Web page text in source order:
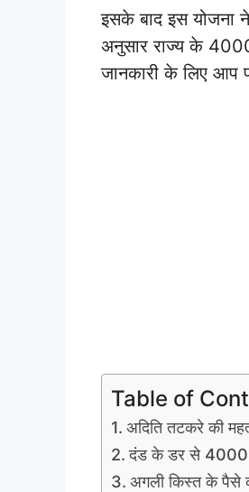
इसके बाद इस योजना
अनुसार राज्य के
जानकारी के लिए
Table of
अदिति तटकरे की
दंड के डर से 4000
अगली किस्त के पैसे